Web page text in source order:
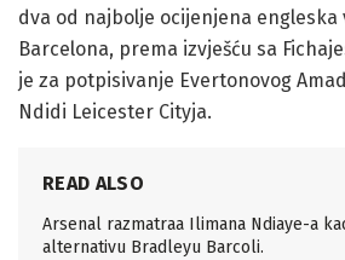
dva od najbolje ocijenjena engleska
Barcelona, prema izvješću sa
je za potpisivanje Evertonovog
Ndidi Leicester Cityja.
READ ALSO
Arsenal razmatraa Ilimana Ndiaye-a
alternativu Bradleyu Barcoli.